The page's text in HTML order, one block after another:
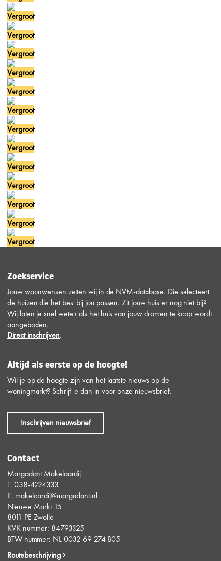
Vergroot
Vergroot
Vergroot
Vergroot
Vergroot
Vergroot
Vergroot
Vergroot
Vergroot
Vergroot
Vergroot
Vergroot
Vergroot
Zoekservice
Jouw woonwensen zetten wij in de NVM-database. Die selecteert
de huizen die het best bij jou passen. Zit jouw huis er nog niet bij?
Wij laten je snel weten als het huis van jouw dromen te koop wordt
aangeboden.
Direct inschrijven.
Altijd als eerste op de hoogte!
Wil je op de hoogte zijn van het laatste nieuws op de
woningmarkt? Schrijf je dan in voor onze nieuwsbrief.
Inschrijven nieuwsbrief
Contact
Margadant Makelaardij
T. 038-4224333
E. makelaardij@margadant.nl
Nieuwe Markt 15
8011 PE Zwolle
KVK nummer: 84793325
BTW nummer: NL 0032 69 274 B05
Routebeschrijving